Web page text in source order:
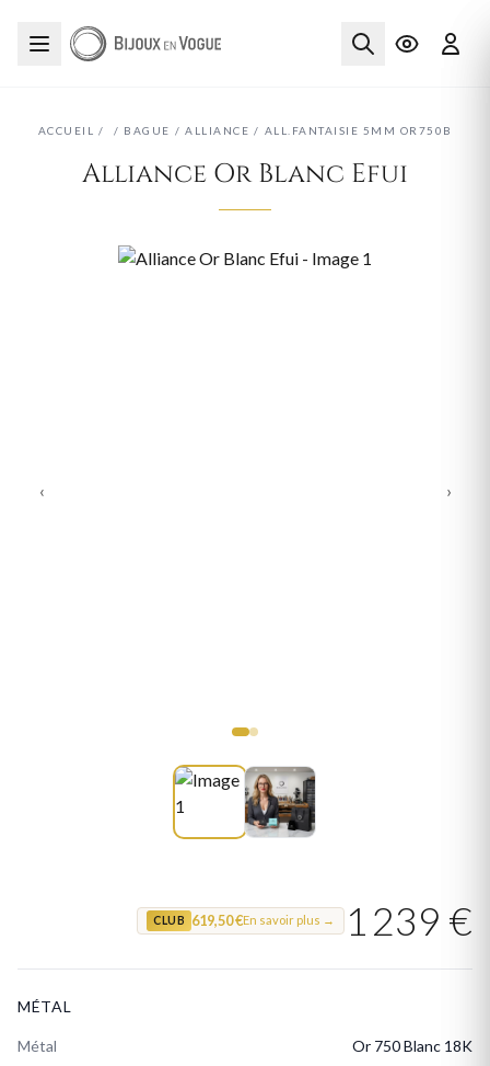
ACCUEIL / / BAGUE / ALLIANCE / ALL.FANTAISIE 5MM OR750B
Alliance Or Blanc Efui
‹ ›
CLUB 619,50 €En savoir plus → 1 239 €
MÉTAL
Métal
Or 750 Blanc 18K